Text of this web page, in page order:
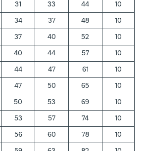
31 33 44
10
34 37 48
10
37 40 52
10
40 44 57
10
44 47 61
10
47 50 65
10
50 53 69
10
53 57 74
10
56 60 78
10